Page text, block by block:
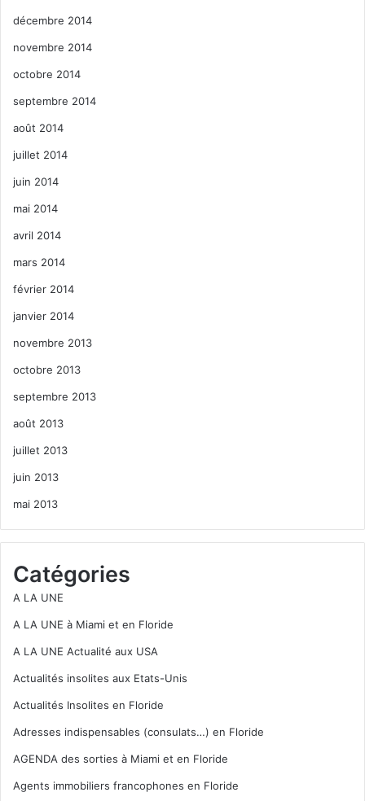
décembre 2014
novembre 2014
octobre 2014
septembre 2014
août 2014
juillet 2014
juin 2014
mai 2014
avril 2014
mars 2014
février 2014
janvier 2014
novembre 2013
octobre 2013
septembre 2013
août 2013
juillet 2013
juin 2013
mai 2013
Catégories
A LA UNE
A LA UNE à Miami et en Floride
A LA UNE Actualité aux USA
Actualités insolites aux Etats-Unis
Actualités Insolites en Floride
Adresses indispensables (consulats…) en Floride
AGENDA des sorties à Miami et en Floride
Agents immobiliers francophones en Floride